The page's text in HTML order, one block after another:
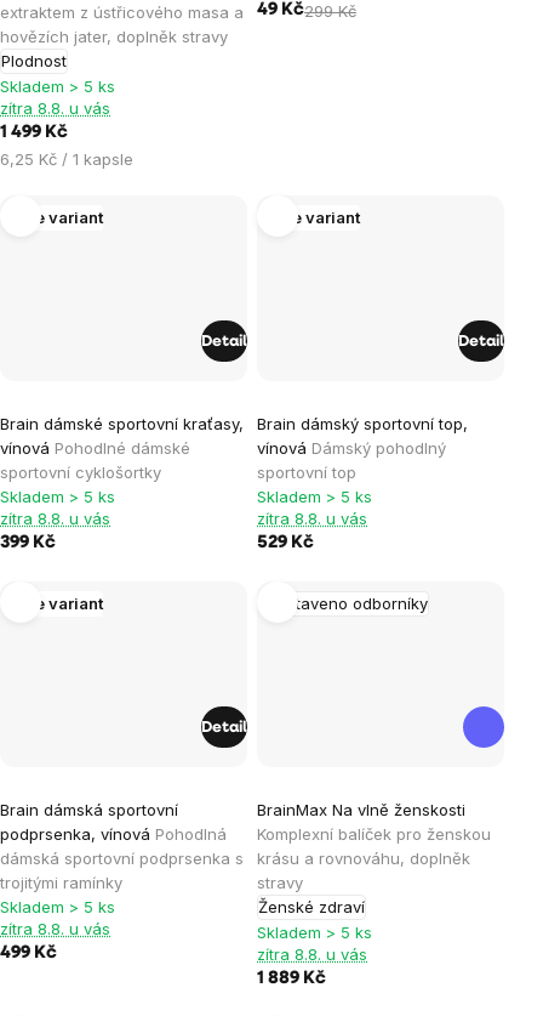
extraktem z ústřicového masa a
hovězích jater, doplněk stravy
Plodnost
2,0
z
5
hvězdiček.
Skladem > 5 ks
zítra 8.8. u vás
1 499 Kč
Měrná
6,25 Kč / 1 kapsle
49 Kč299 Kč
Více variant
Brain dámské sportovní kraťasy,
vínová Pohodlné dámské
sportovní cyklošortky
hodnocení
produktu
je
0,0
z
hvězdiček.
Skladem > 5 ks
zítra 8.8. u vás
399 Kč
Detail
Více variant
Brain dámský sportovní top,
vínová Dámský pohodlný
sportovní top
hodnocení
produktu
je
0,0
z
hvězdiček.
Skladem > 5 ks
zítra 8.8. u vás
529 Kč
Detail
Více variant
Brain dámská sportovní
podprsenka, vínová Pohodlná
dámská sportovní podprsenka s
trojitými ramínky
Skladem > 5 ks
zítra 8.8. u vás
499 Kč
Detail
Sestaveno odborníky
BrainMax Na vlně ženskosti
Komplexní balíček pro ženskou
krásu a rovnováhu, doplněk
stravy
Ženské zdraví
hodnocení
produktu
je
5,0
z
5
Skladem > 5 ks
zítra 8.8. u vás
1 889 Kč